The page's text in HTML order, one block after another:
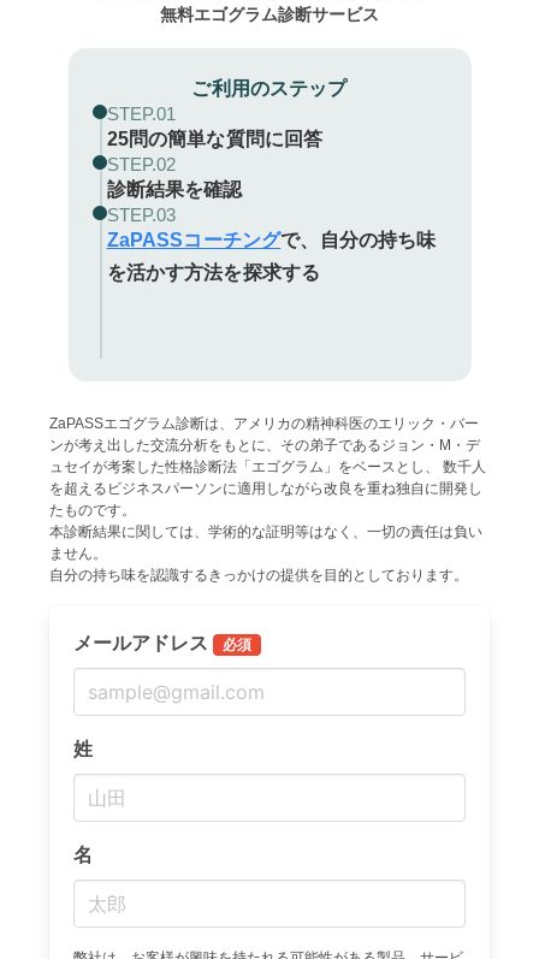
無料エゴグラム診断サービス
ご利用のステップ
STEP.01
25問の簡単な質問に回答
STEP.02
診断結果を確認
STEP.03
ZaPASSコーチングで、自分の持ち味
を活かす方法を探求する
ZaPASSエゴグラム診断は、アメリカの精神科医のエリック・バー
ンが考え出した交流分析をもとに、その弟子であるジョン・M・デ
ュセイが考案した性格診断法「エゴグラム」をベースとし、 数千人
を超えるビジネスパーソンに適用しながら改良を重ね独自に開発し
たものです。
本診断結果に関しては、学術的な証明等はなく、一切の責任は負い
ません。
自分の持ち味を認識するきっかけの提供を目的としております。
メールアドレス 必須
姓
名